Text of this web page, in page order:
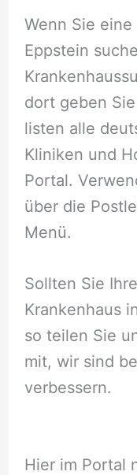
Wenn Sie
Eppstein
dort geben
listen alle
Kliniken und
Portal.
über die
Menü.
Sollten Sie
Krankenhaus
so teilen Sie
mit, wir sind
verbessern.
Hier im Portal